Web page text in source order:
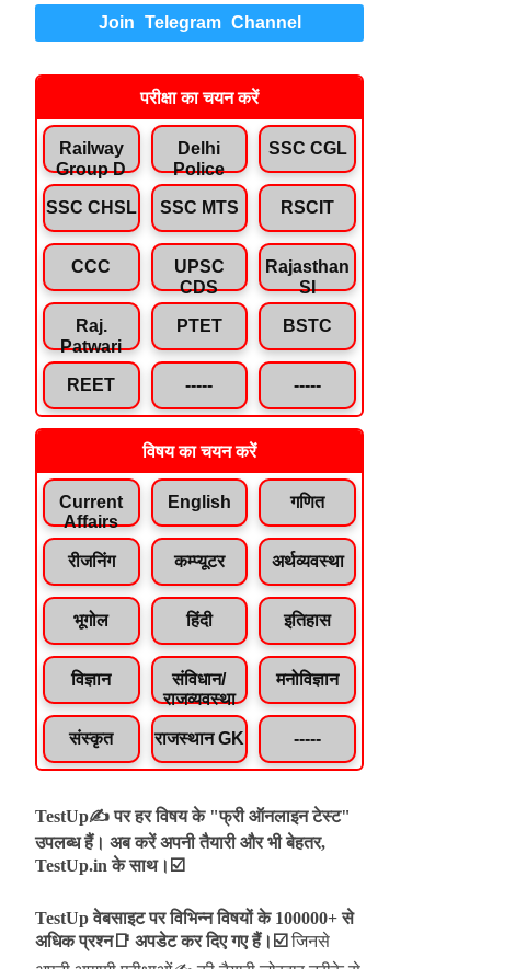
Join Telegram Channel
परीक्षा का चयन करें
Railway
Group D
Delhi
Police
SSC CGL
SSC CHSL SSC MTS RSCIT
CCC
UPSC
CDS
Rajasthan
SI
Raj.
Patwari
PTET BSTC
REET ----- -----
विषय का चयन करें
Current
Affairs
English गणित
रीजनिंग कम्प्यूटर अर्थव्यवस्था
भूगोल हिंदी इतिहास
विज्ञान
संविधान/
राजव्यवस्था
मनोविज्ञान
संस्कृत राजस्थान GK -----
TestUp✍️ पर हर विषय के "फ्री ऑनलाइन टेस्ट"
उपलब्ध हैं। अब करें अपनी तैयारी और भी बेहतर,
TestUp.in के साथ।☑️
TestUp वेबसाइट पर विभिन्न विषयों के 100000+ से
अधिक प्रश्न📑 अपडेट कर दिए गए हैं। ☑️ जिनसे